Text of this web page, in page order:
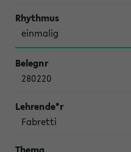
einmalig
280220
Fabretti